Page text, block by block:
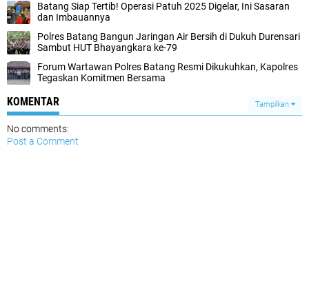
Batang Siap Tertib! Operasi Patuh 2025 Digelar, Ini Sasaran
dan Imbauannya
Polres Batang Bangun Jaringan Air Bersih di Dukuh Durensari
Sambut HUT Bhayangkara ke-79
Forum Wartawan Polres Batang Resmi Dikukuhkan, Kapolres
Tegaskan Komitmen Bersama
KOMENTAR Tampilkan
No comments:
Post a Comment